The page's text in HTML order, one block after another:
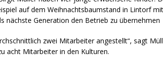
auf dem Weihnachtsbaumstand in Lintorf
nächste Generation den Betrieb zu übernehmen
zwei Mitarbeiter angestellt“, sagt
acht Mitarbeiter in den Kulturen.